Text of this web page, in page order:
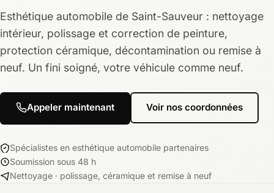
Esthétique automobile de Saint-Sauveur : nettoyage
intérieur, polissage et correction de peinture,
protection céramique, décontamination ou remise à
neuf. Un fini soigné, votre véhicule comme neuf.
Appeler maintenant Voir nos coordonnées
Spécialistes en esthétique automobile partenaires
Soumission sous 48 h
Nettoyage · polissage, céramique et remise à neuf